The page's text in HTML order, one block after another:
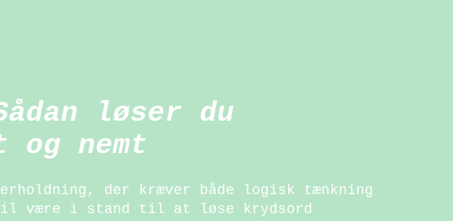
løser du
nemt
der kræver både logisk tænkning
vil være i stand til at løse krydsord